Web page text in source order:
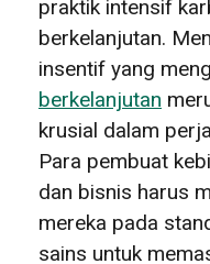
praktik intensif
berkelanjutan.
insentif yang
berkelanjutan
krusial dalam
Para pembuat
dan bisnis harus
mereka pada
sains untuk